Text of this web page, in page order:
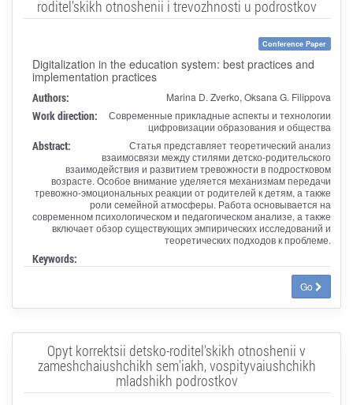
roditel'skikh otnoshenii i trevozhnosti u podrostkov
Conference Paper
Digitalization in the education system: best practices and
implementation practices
Authors: Marina D. Zverko, Oksana G. Filippova
Work direction:
Современные прикладные аспекты и технологии
цифровизации образования и общества
Abstract:
Статья представляет теоретический анализ
взаимосвязи между стилями детско-родительского
взаимодействия и развитием тревожности в подростковом
возрасте. Особое внимание уделяется механизмам передачи
тревожно-эмоциональных реакции от родителей к детям, а также
роли семейной атмосферы. Работа основывается на
современном психологическом и педагогическом анализе, а также
включает обзор существующих эмпирических исследований и
теоретических подходов к проблеме.
Keywords:
Go
Opyt korrektsii detsko-roditel'skikh otnoshenii v
zameshchaiushchikh sem'iakh, vospityvaiushchikh
mladshikh podrostkov